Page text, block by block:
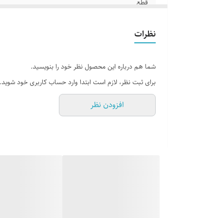
قطع
نظرات
شما هم درباره این محصول نظر خود را بنویسید.
برای ثبت نظر، لازم است ابتدا وارد حساب کاربری خود شوید.
افزودن نظر